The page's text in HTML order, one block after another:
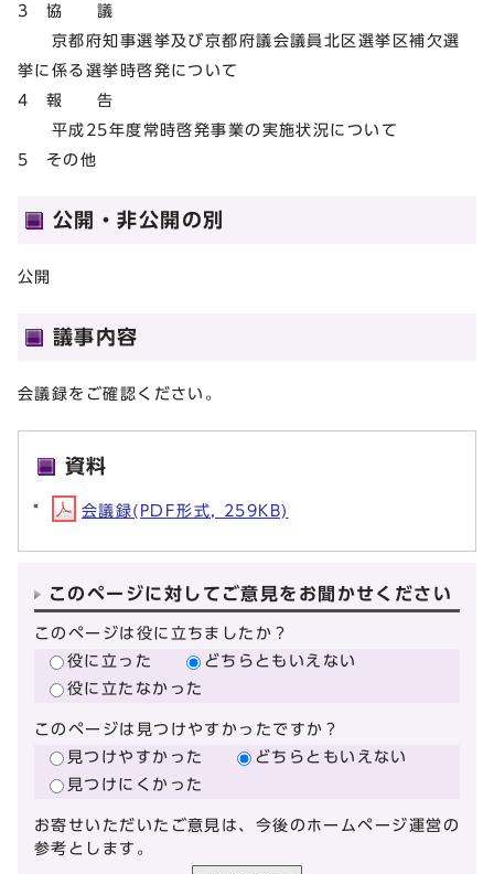
3 協 議
京都府知事選挙及び京都府議会議員北区選挙区補欠選
挙に係る選挙時啓発について
4 報 告
平成25年度常時啓発事業の実施状況について
5 その他
公開・非公開の別
公開
議事内容
会議録をご確認ください。
資料
会議録(PDF形式, 259KB)
このページに対してご意見をお聞かせください
このページは役に立ちましたか？
役に立った
どちらともいえない
役に立たなかった
このページは見つけやすかったですか？
見つけやすかった
どちらともいえない
見つけにくかった
お寄せいただいたご意見は、今後のホームページ運営の
参考とします。